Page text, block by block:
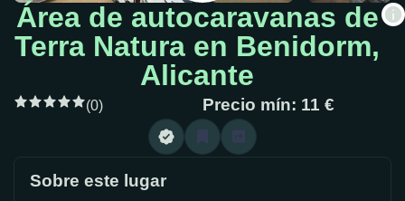
Área de autocaravanas de
Terra Natura en Benidorm,
Alicante
(0) Precio mín: 11 €
Sobre este lugar